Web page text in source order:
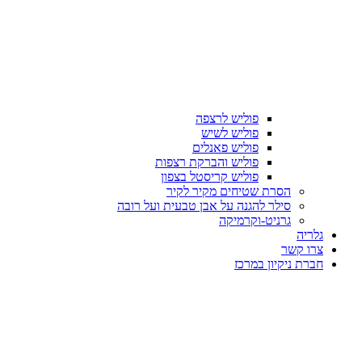
פוליש לרצפה
פוליש לשיש
פוליש פאנלים
פוליש והברקת רצפות
פוליש קריסטל בצפון
הסרת שטיחים מקיר לקיר
סילר להגנה על אבן טבעית ועל רובה
גרניט-וקרמיקה
גלריה
צרו קשר
חברת ניקיון במרכז